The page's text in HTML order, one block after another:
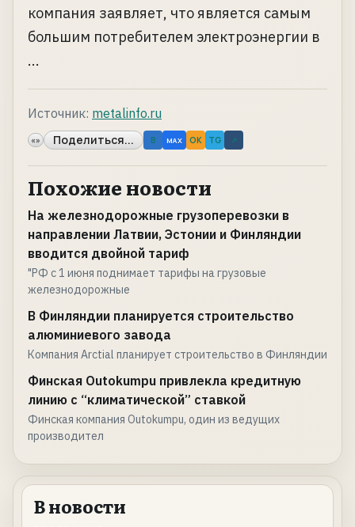
компания заявляет, что является самым
большим потребителем электроэнергии в
...
Источник: metalinfo.ru
«» Поделиться... B MAX OK TG ↗
Похожие новости
На железнодорожные грузоперевозки в
направлении Латвии, Эстонии и Финляндии
вводится двойной тариф
"РФ с 1 июня поднимает тарифы на грузовые
железнодорожные
В Финляндии планируется строительство
алюминиевого завода
Компания Arctial планирует строительство в Финляндии
Финская Outokumpu привлекла кредитную
линию с “климатической” ставкой
Финская компания Outokumpu, один из ведущих
производител
В новости